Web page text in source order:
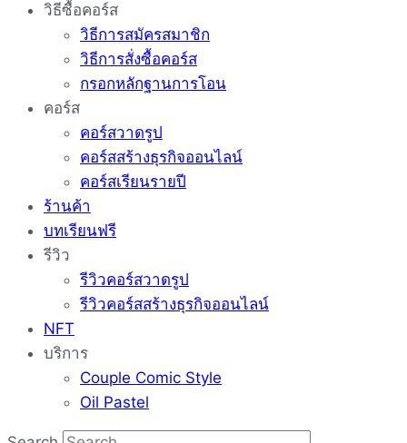
วิธีซื้อคอร์ส
วิธีการสมัครสมาชิก
วิธีการสั่งซื้อคอร์ส
กรอกหลักฐานการโอน
คอร์ส
คอร์สวาดรูป
คอร์สสร้างธุรกิจออนไลน์
คอร์สเรียนรายปี
ร้านค้า
บทเรียนฟรี
รีวิว
รีวิวคอร์สวาดรูป
รีวิวคอร์สสร้างธุรกิจออนไลน์
NFT
บริการ
Couple Comic Style
Oil Pastel